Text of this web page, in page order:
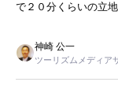
で２０分くらいの立
ました。母の住まい
すが、私と妹にとっ
は、当人だけではな
と思いました。
神崎 公一
ツーリズムメディア